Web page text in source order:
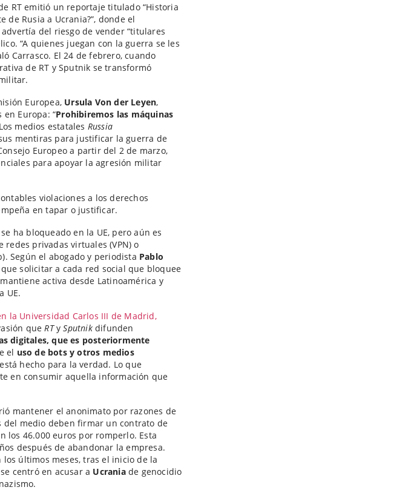
RT emitió un reportaje titulado “Historia
Rusia a Ucrania?”, donde el
advertía del riesgo de vender “titulares
“A quienes juegan con la guerra se les
Carrasco. El 24 de febrero, cuando
de RT y Sputnik se transformó
Europea, Ursula Von der Leyen,
Europa: “Prohibiremos las máquinas
medios estatales Russia
mentiras para justificar la guerra de
Europeo a partir del 2 de marzo,
para apoyar la agresión militar
violaciones a los derechos
en tapar o justificar.
se ha bloqueado en la UE, pero aún es
privadas virtuales (VPN) o
Según el abogado y periodista Pablo
solicitar a cada red social que bloquee
activa desde Latinoamérica y
UE.
la Universidad Carlos III de Madrid,
que RTySputnikdifunden
digitales, que es posteriormente
el uso de bots y otros medios
hecho para la verdad. Lo que
en consumir aquella información que
mantener el anonimato por razones de
medio deben firmar un contrato de
los 46.000 euros por romperlo. Esta
después de abandonar la empresa.
últimos meses, tras el inicio de la
centró en acusar a Ucraniade genocidio